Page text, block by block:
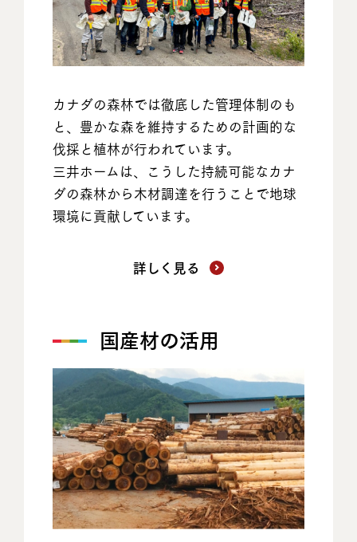
カナダの森林では徹底した管理体制のも
と、豊かな森を維持するための計画的な
伐採と植林が行われています。
三井ホームは、こうした持続可能なカナ
ダの森林から木材調達を行うことで地球
環境に貢献しています。
詳しく見る
国産材の活用